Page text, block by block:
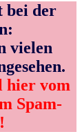
bei der
vielen
hier vom
Spam-